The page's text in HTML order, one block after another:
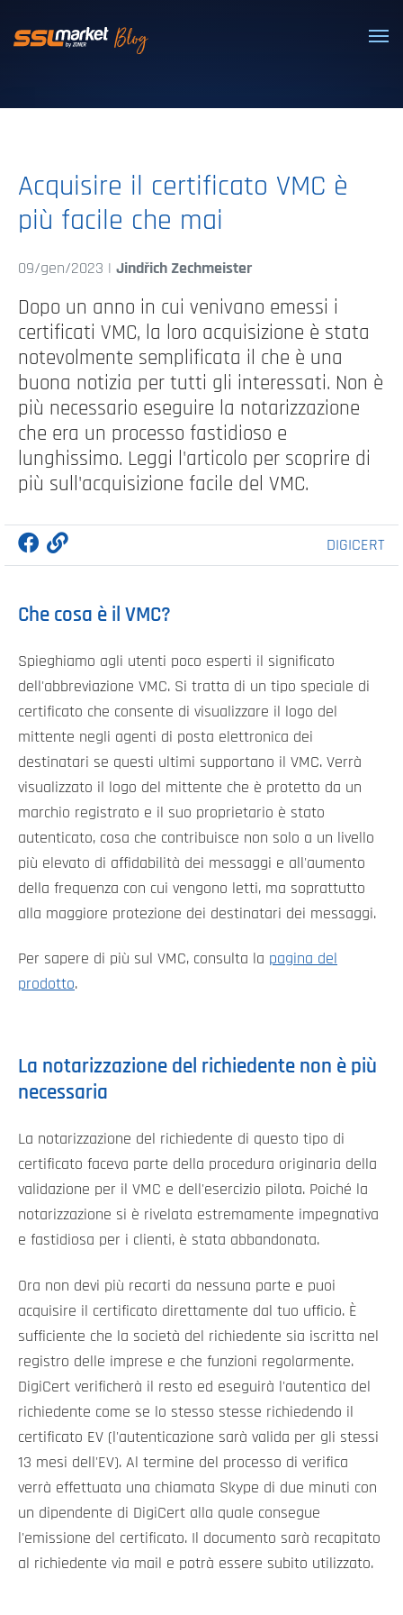
Certificati SSL/TLS affidabili
Acquisire il certificato VMC è
più facile che mai
09/gen/2023 | Jindřich Zechmeister
Dopo un anno in cui venivano emessi i
certificati VMC, la loro acquisizione è stata
notevolmente semplificata il che è una
buona notizia per tutti gli interessati. Non è
più necessario eseguire la notarizzazione
che era un processo fastidioso e
lunghissimo. Leggi l'articolo per scoprire di
più sull'acquisizione facile del VMC.
DIGICERT
Che cosa è il VMC?
Spieghiamo agli utenti poco esperti il significato
dell'abbreviazione VMC. Si tratta di un tipo speciale di
certificato che consente di visualizzare il logo del
mittente negli agenti di posta elettronica dei
destinatari se questi ultimi supportano il VMC. Verrà
visualizzato il logo del mittente che è protetto da un
marchio registrato e il suo proprietario è stato
autenticato, cosa che contribuisce non solo a un livello
più elevato di affidabilità dei messaggi e all'aumento
della frequenza con cui vengono letti, ma soprattutto
alla maggiore protezione dei destinatari dei messaggi.
Per sapere di più sul VMC, consulta la pagina del
prodotto.
La notarizzazione del richiedente non è più
necessaria
La notarizzazione del richiedente di questo tipo di
certificato faceva parte della procedura originaria della
validazione per il VMC e dell'esercizio pilota. Poiché la
notarizzazione si è rivelata estremamente impegnativa
e fastidiosa per i clienti, è stata abbandonata.
Ora non devi più recarti da nessuna parte e puoi
acquisire il certificato direttamente dal tuo ufficio. È
sufficiente che la società del richiedente sia iscritta nel
registro delle imprese e che funzioni regolarmente.
DigiCert verificherà il resto ed eseguirà l'autentica del
richiedente come se lo stesso stesse richiedendo il
certificato EV (l'autenticazione sarà valida per gli stessi
13 mesi dell'EV). Al termine del processo di verifica
verrà effettuata una chiamata Skype di due minuti con
un dipendente di DigiCert alla quale consegue
l'emissione del certificato. Il documento sarà recapitato
al richiedente via mail e potrà essere subito utilizzato.